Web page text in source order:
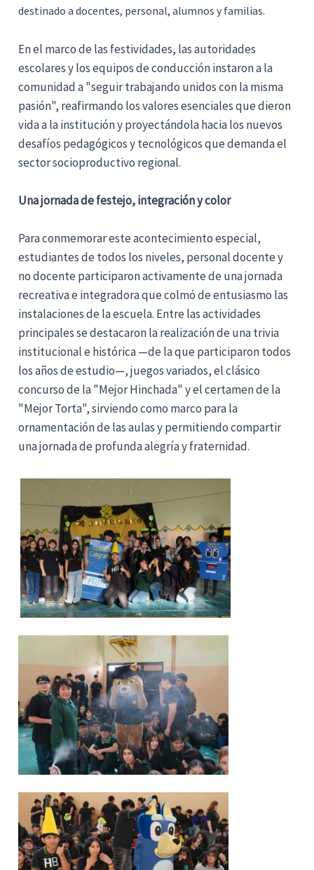
destinado a docentes, personal, alumnos y familias.
En el marco de las festividades, las autoridades
escolares y los equipos de conducción instaron a la
comunidad a "seguir trabajando unidos con la misma
pasión", reafirmando los valores esenciales que dieron
vida a la institución y proyectándola hacia los nuevos
desafíos pedagógicos y tecnológicos que demanda el
sector socioproductivo regional.
Una jornada de festejo, integración y color
Para conmemorar este acontecimiento especial,
estudiantes de todos los niveles, personal docente y
no docente participaron activamente de una jornada
recreativa e integradora que colmó de entusiasmo las
instalaciones de la escuela. Entre las actividades
principales se destacaron la realización de una trivia
institucional e histórica —de la que participaron todos
los años de estudio—, juegos variados, el clásico
concurso de la "Mejor Hinchada" y el certamen de la
"Mejor Torta", sirviendo como marco para la
ornamentación de las aulas y permitiendo compartir
una jornada de profunda alegría y fraternidad.